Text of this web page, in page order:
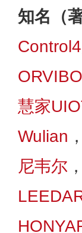
云生态
知名（
ORVIBO
慧家
Wulian ，
尼韦尔 ，